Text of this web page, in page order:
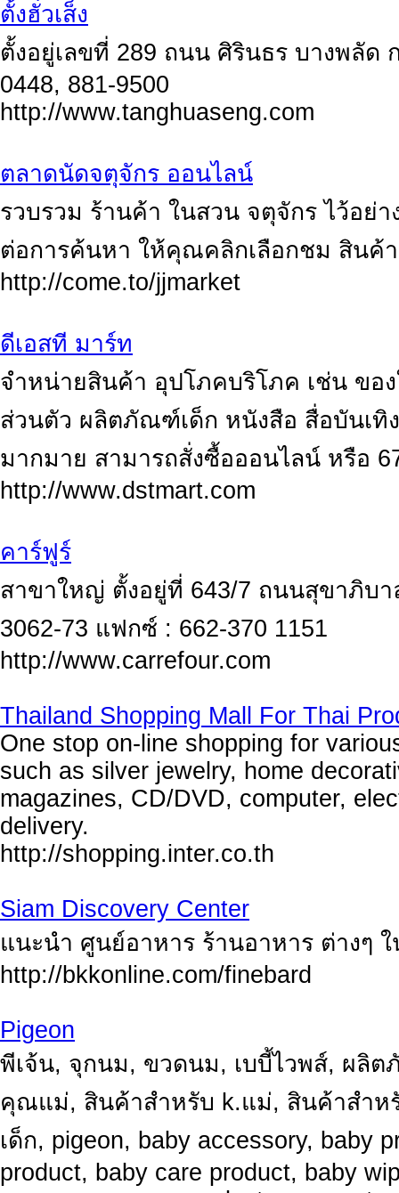
ตั้งฮั่วเส็ง
ตั้งอยู่เลขที่ 289 ถนน ศิรินธร บางพลัด
0448, 881-9500
http://www.tanghuaseng.com
ตลาดนัดจตุจักร ออนไลน์
รวบรวม ร้านค้า ในสวน จตุจักร ไว้อย่
ต่อการค้นหา ให้คุณคลิกเลือกชม สินค้
http://come.to/jjmarket
ดีเอสที มาร์ท
จำหน่ายสินค้า อุปโภคบริโภค เช่น ขอ
ส่วนตัว ผลิตภัณฑ์เด็ก หนังสือ สื่อบันเทิ
มากมาย สามารถสั่งซื้อออนไลน์ หรือ
http://www.dstmart.com
คาร์ฟูร์
สาขาใหญ่ ตั้งอยู่ที่ 643/7 ถนนสุขาภิบา
3062-73 แฟกซ์ : 662-370 1151
http://www.carrefour.com
Thailand Shopping Mall For Thai
One stop on-line shopping for
such as silver jewelry, home
magazines, CD/DVD, computer,
delivery.
http://shopping.inter.co.th
Siam Discovery Center
แนะนำ ศูนย์อาหาร ร้านอาหาร ต่างๆ
http://bkkonline.com/finebard
Pigeon
พีเจ้น, จุกนม, ขวดนม, เบบี้ไวพส์, ผลิ
คุณแม่, สินค้าสำหรับ k.แม่, สินค้าสำ
เด็ก, pigeon, baby accessory, baby
product, baby care product, baby